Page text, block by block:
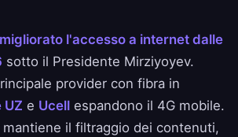
migliorato l'accesso a internet dalle
sotto il Presidente Mirziyoyev.
provider con fibra in
UZ e Ucell espandono il 4G mobile.
mantiene il filtraggio dei contenuti,